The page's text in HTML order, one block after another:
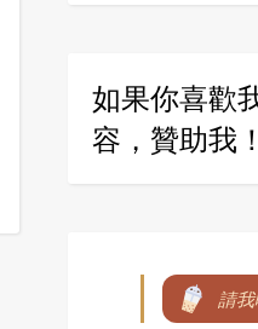
如果你喜歡
容，贊助我！
請我